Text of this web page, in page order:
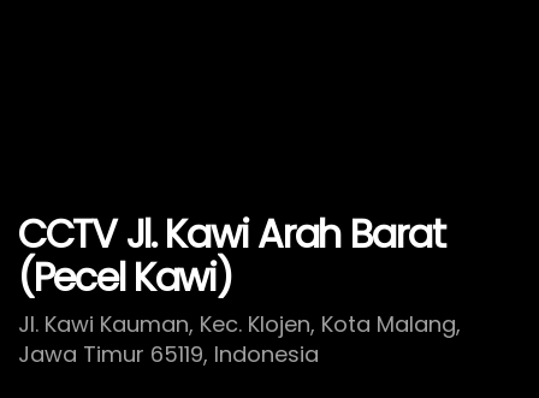
CCTV Jl. Kawi Arah Barat
(Pecel Kawi)
Jl. Kawi Kauman, Kec. Klojen, Kota Malang,
Jawa Timur 65119, Indonesia